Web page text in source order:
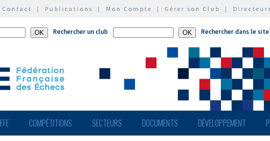
Contact | Publications | Mon Compte | Gérer son Club |
Rechercher un club Rechercher dans le site
FFE COMPÉTITIONS SECTEURS DOCUMENTS DÉVELOPPEMENT